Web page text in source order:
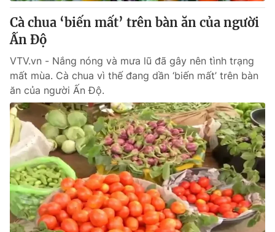
® Cấm sao chép dưới mọi hình thức nếu không có sự chấp
thuận bằng văn bản. Ghi rõ nguồn VTV.vn khi phát hành lại
thông tin từ website này.
Cà chua ‘biến mất’ trên bàn ăn của người
Ấn Độ
VTV.vn - Nắng nóng và mưa lũ đã gây nên tình trạng
mất mùa. Cà chua vì thế đang dần ‘biến mất’ trên bàn
ăn của người Ấn Độ.